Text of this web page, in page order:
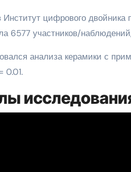
Институт цифрового
6577 участников/
анализа керамики с
0.01.